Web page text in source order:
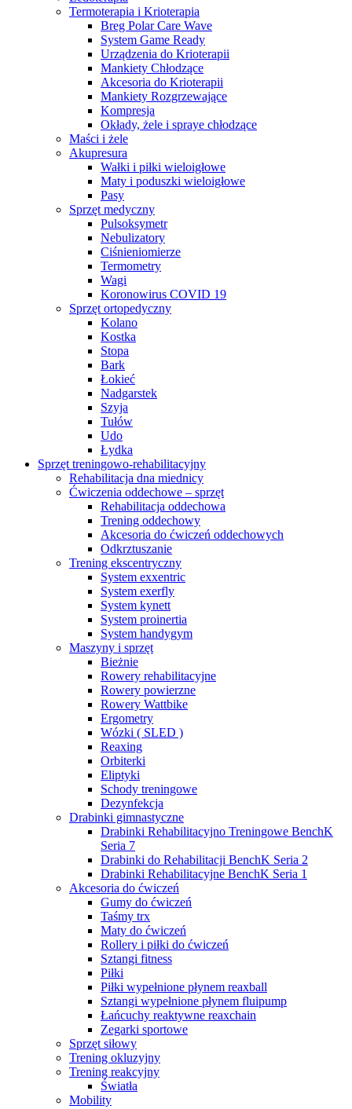
Termoterapia i Krioterapia
Breg Polar Care Wave
System Game Ready
Urządzenia do Krioterapii
Mankiety Chłodzące
Akcesoria do Krioterapii
Mankiety Rozgrzewające
Kompresja
Okłady, żele i spraye chłodzące
Maści i żele
Akupresura
Wałki i piłki wieloigłowe
Maty i poduszki wieloigłowe
Pasy
Sprzęt medyczny
Pulsoksymetr
Nebulizatory
Ciśnieniomierze
Termometry
Wagi
Koronowirus COVID 19
Sprzęt ortopedyczny
Kolano
Kostka
Stopa
Bark
Łokieć
Nadgarstek
Szyja
Tułów
Udo
Łydka
Sprzęt treningowo-rehabilitacyjny
Rehabilitacja dna miednicy
Ćwiczenia oddechowe – sprzęt
Rehabilitacja oddechowa
Trening oddechowy
Akcesoria do ćwiczeń oddechowych
Odkrztuszanie
Trening ekscentryczny
System exxentric
System exerfly
System kynett
System proinertia
System handygym
Maszyny i sprzęt
Bieżnie
Rowery rehabilitacyjne
Rowery powierzne
Rowery Wattbike
Ergometry
Wózki ( SLED )
Reaxing
Orbiterki
Eliptyki
Schody treningowe
Dezynfekcja
Drabinki gimnastyczne
Drabinki Rehabilitacyjno Treningowe BenchK
Seria 7
Drabinki do Rehabilitacji BenchK Seria 2
Drabinki Rehabilitacyjne BenchK Seria 1
Akcesoria do ćwiczeń
Gumy do ćwiczeń
Taśmy trx
Maty do ćwiczeń
Rollery i piłki do ćwiczeń
Sztangi fitness
Piłki
Piłki wypełnione płynem reaxball
Sztangi wypełnione płynem fluipump
Łańcuchy reaktywne reaxchain
Zegarki sportowe
Sprzęt siłowy
Trening okluzyjny
Trening reakcyjny
Światła
Mobility